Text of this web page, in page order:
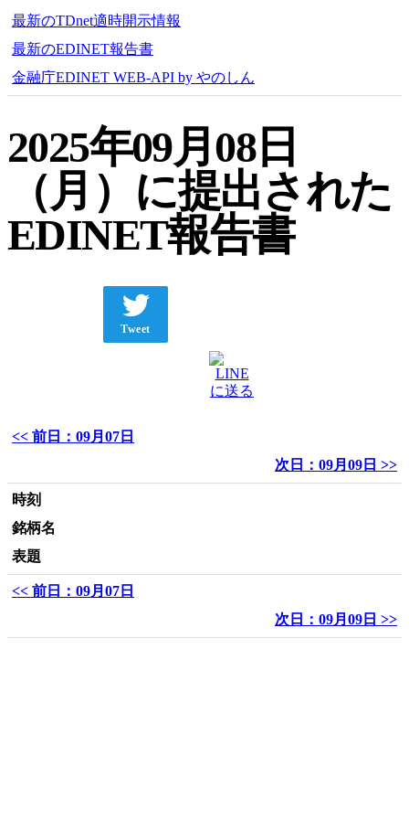
最新のTDnet適時開示情報
最新のEDINET報告書
金融庁EDINET WEB-API by やのしん
2025年09月08日
（月）に提出された
EDINET報告書
Tweet
<< 前日：09月07日
次日：09月09日 >>
時刻
銘柄名
表題
<< 前日：09月07日
次日：09月09日 >>